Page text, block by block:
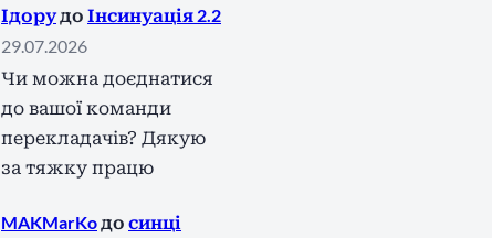
Ідорудо Інсинуація 2.2
29.07.2026
Чи можна доєднатися
до вашої команди
перекладачів? Дякую
за тяжку працю
MAKMarKoдо синці